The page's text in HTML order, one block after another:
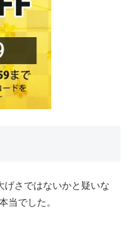
げさではないかと疑いな
当でした。